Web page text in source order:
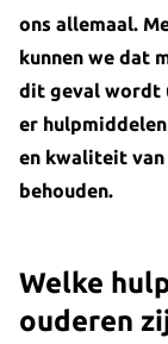
ons allemaal.
kunnen we dat
dit geval wordt
er
en kwaliteit
behouden.
Welke
ouderen